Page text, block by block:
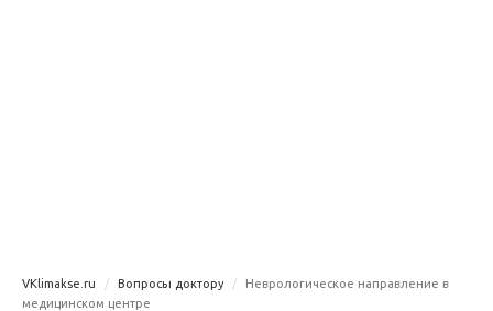
VKlimakse.ru Вопросы доктору
Неврологическое направление в
медицинском центре